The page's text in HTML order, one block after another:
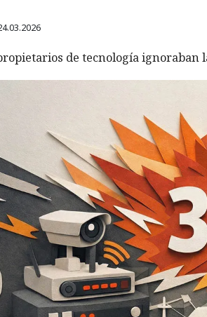
de tecnología ignoraban